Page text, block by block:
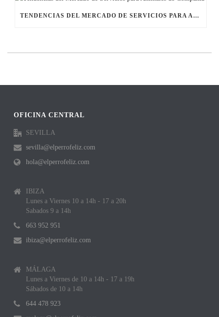
TENDENCIAS DEL MERCADO DE SERVICIOS PARA ANIMALES DE COMPAÑÍA
OFICINA CENTRAL
SEVILLA
sevilla@elperrofeliz.com
hola@elperrofeliz.com
IBIZA
Lunes a Viernes 10 a 14h - 17 a 20h
Sabados 9 a 14h
663 952 951
ibiza@elperrofeliz.com
MÁLAGA
Lunes a Viernes de 10 a 14h - 17 a 19h
Sábados de 10 a 14h
644 478 923